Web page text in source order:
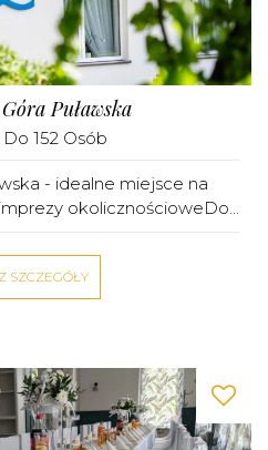
Puławska
Do 152 Osób
- idealne miejsce na
okolicznościoweDo...
SZCZEGÓŁY